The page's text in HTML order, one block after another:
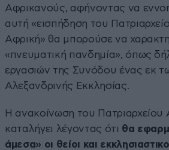
Αφρικανούς, αφήνοντας να
αυτή «εισπήδηση του
Αφρική» θα μπορούσε να
«πνευματική πανδημία», όπως
εργασιών της Συνόδου ένας εκ
Αλεξανδρινής Εκκλησίας.
Η ανακοίνωση του Πατριαρχείου
καταλήγει λέγοντας ότι θα
άμεσα» οι θείοι και